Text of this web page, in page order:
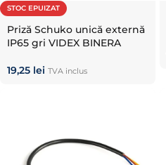
STOC EPUIZAT
Priză Schuko unică externă
IP65 gri VIDEX BINERA
19,25 lei TVA inclus